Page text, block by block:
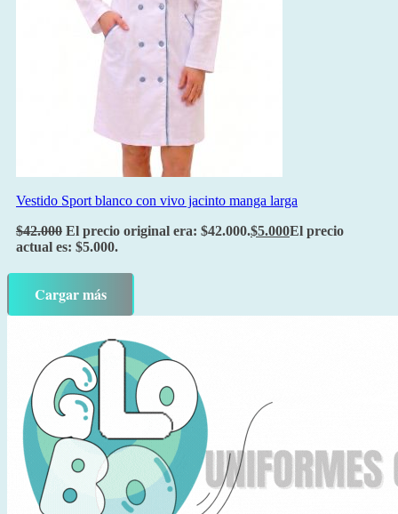
Vestido Sport blanco con vivo jacinto manga larga
$42.000 El precio original era: $42.000.$5.000El precio
actual es: $5.000.
Cargar más